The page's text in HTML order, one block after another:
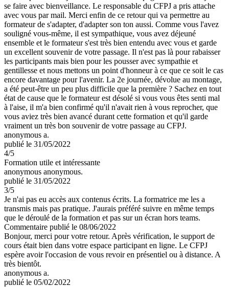
se faire avec bienveillance. Le responsable du CFPJ a pris attache
avec vous par mail. Merci enfin de ce retour qui va permettre au
formateur de s'adapter, d'adapter son ton aussi. Comme vous l'avez
souligné vous-même, il est sympathique, vous avez déjeuné
ensemble et le formateur s'est très bien entendu avec vous et garde
un excellent souvenir de votre passage. Il n'est pas là pour rabaisser
les participants mais bien pour les pousser avec sympathie et
gentillesse et nous mettons un point d'honneur à ce que ce soit le cas
encore davantage pour l'avenir. La 2e journée, dévolue au montage,
a été peut-être un peu plus difficile que la première ? Sachez en tout
état de cause que le formateur est désolé si vous vous êtes senti mal
à l'aise, il m'a bien confirmé qu'il n'avait rien à vous reprocher, que
vous aviez très bien avancé durant cette formation et qu'il garde
vraiment un très bon souvenir de votre passage au CFPJ.
anonymous a.
publié le 31/05/2022
4/5
Formation utile et intéressante
anonymous anonymous.
publié le 31/05/2022
3/5
Je n'ai pas eu accès aux contenus écrits. La formatrice me les a
transmis mais pas pratique. J'aurais préféré suivre en même temps
que le déroulé de la formation et pas sur un écran hors teams.
Commentaire publié le 08/06/2022
Bonjour, merci pour votre retour. Après vérification, le support de
cours était bien dans votre espace participant en ligne. Le CFPJ
espère avoir l'occasion de vous revoir en présentiel ou à distance. A
très bientôt.
anonymous a.
publié le 05/02/2022